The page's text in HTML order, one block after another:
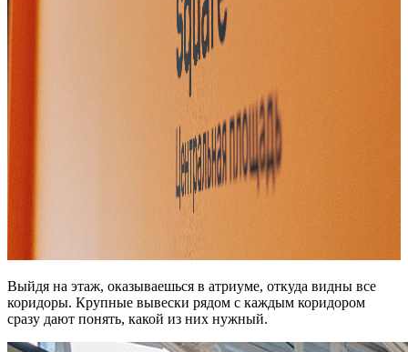
Выйдя на этаж, оказываешься в атриуме, откуда видны все
коридоры. Крупные вывески рядом с каждым коридором
сразу дают понять, какой из них нужный.